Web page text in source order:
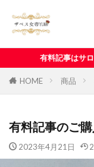
ンメンバーになると読
HOME 商品
有料記事のご購
2023年4月21日